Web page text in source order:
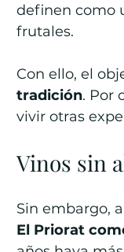
definen como
frutales.
Con ello, el
tradición. Por
vivir otras
Vinos sin
Sin embargo,
El Priorat